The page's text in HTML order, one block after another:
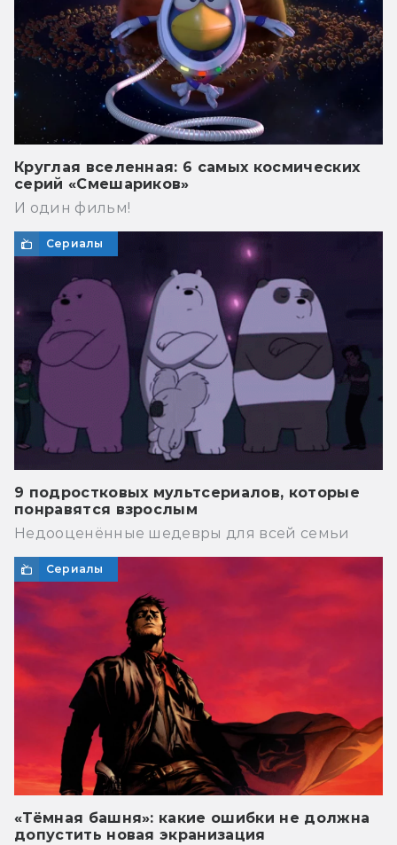
Круглая вселенная: 6 самых космических
серий «Смешариков»
И один фильм!
Сериалы
9 подростковых мультсериалов, которые
понравятся взрослым
Недооценённые шедевры для всей семьи
Сериалы
«Тёмная башня»: какие ошибки не должна
допустить новая экранизация